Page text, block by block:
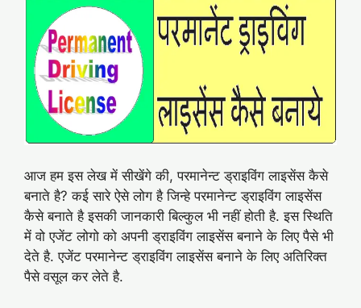
आज हम इस लेख में सीखेंगे की, परमानेन्ट ड्राइविंग लाइसेंस कैसे
बनाते है? कई सारे ऐसे लोग है जिन्हे परमानेन्ट ड्राइविंग लाइसेंस
कैसे बनाते है इसकी जानकारी बिल्कुल भी नहीं होती है. इस स्थिति
में वो एजेंट लोगो को अपनी ड्राइविंग लाइसेंस बनाने के लिए पैसे भी
देते है. एजेंट परमानेन्ट ड्राइविंग लाइसेंस बनाने के लिए अतिरिक्त
पैसे वसूल कर लेते है.